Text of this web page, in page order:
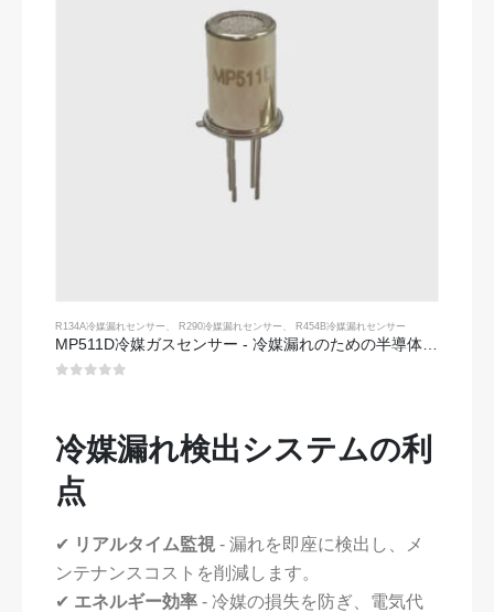
R134A冷媒漏れセンサー R290冷媒漏れセンサー R454B冷媒漏れセンサー
冷媒漏れ検出システムの利
点
✔ リアルタイム監視 - 漏れを即座に検出し、メ
ンテナンスコストを削減します。
✔ エネルギー効率 - 冷媒の損失を防ぎ、電気代